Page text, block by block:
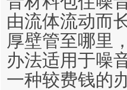
由流体流动而
厚壁管至哪里
办法适用于噪
一种较费钱的